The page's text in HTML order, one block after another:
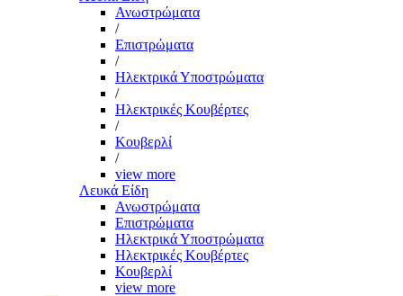
Ανωστρώματα
/
Επιστρώματα
/
Ηλεκτρικά Υποστρώματα
/
Ηλεκτρικές Κουβέρτες
/
Κουβερλί
/
view more
Λευκά Είδη
Ανωστρώματα
Επιστρώματα
Ηλεκτρικά Υποστρώματα
Ηλεκτρικές Κουβέρτες
Κουβερλί
view more